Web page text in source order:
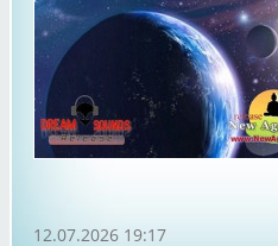
12.07.2026 19:17